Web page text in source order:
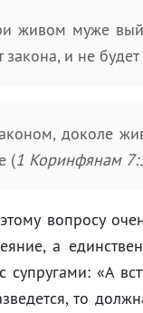
живом муже
закона, и не
доколе
(1 Коринфянам
вопросу
а
супругами: «А
то